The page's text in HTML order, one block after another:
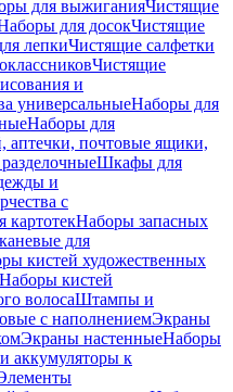
для выжиганияЧистящие
для досокЧистящие
лепкиЧистящие салфетки
Чистящие
и
универсальныеНаборы для
Наборы для
почтовые ящики,
Шкафы для
и
с
Наборы запасных
для
кистей художественных
Наборы кистей
волосаШтампы и
с наполнениемЭкраны
Экраны настенныеНаборы
аккумуляторы к